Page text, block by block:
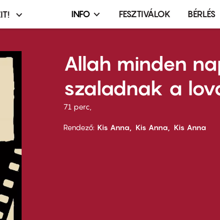
Infó,
terembérlés
menü
INFO FESZTIVÁLOK BÉRLÉS
Allah minden
szaladnak a
71 perc,
Rendező Kis Anna Kis Anna Kis Anna